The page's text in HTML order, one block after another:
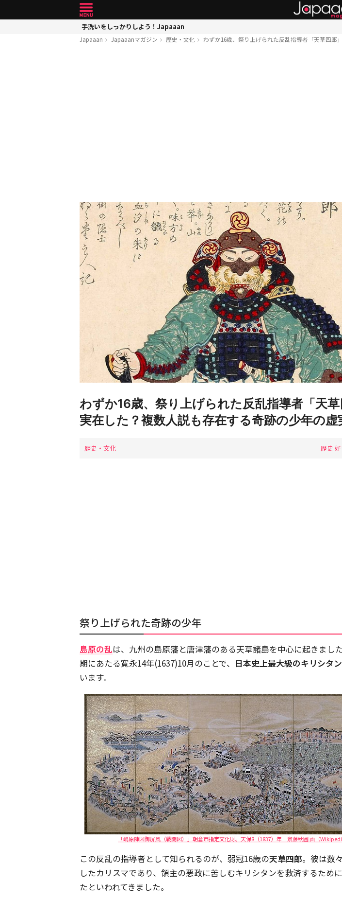
手洗いをしっかりしよう！Japaaan
Japaaan Japaaanマガジン 歴史・文化 わずか16歳、祭り上げられた反乱指導者「天草四郎
わずか16歳、祭り上げられた反乱指導者「天
実在した？複数人説も存在する奇跡の少年の虚
歴史・文化 歴史
祭り上げられた奇跡の少年
島原の乱は、九州の島原藩と唐津藩のある天草諸島を中心に起きまし
期にあたる寛永14年(1637)10月のことで、 日本史上最大級のキリシタ
います。
「嶋原陣図御屏風（戦闘図）」朝倉市指定文化財。天保8（1837）年 斎藤秋圃 画（
この反乱の指導者として知られるのが、弱冠16歳の天草四郎。彼は数
したカリスマであり、領主の悪政に苦しむキリシタンを救済するため
たといわれてきました。